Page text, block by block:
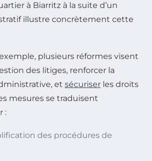
à Biarritz à la suite d’un
illustre concrètement cette
plusieurs réformes visent
des litiges, renforcer la
et sécuriser les droits
mesures se traduisent
:
des procédures de